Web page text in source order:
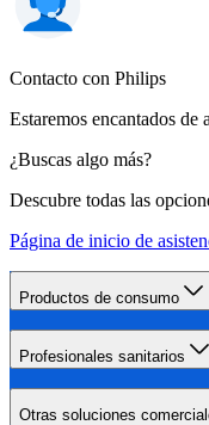
Contacto con Philips
Estaremos encantados de
¿Buscas algo más?
Descubre todas las
Página de inicio de
Productos de consumo
Profesionales sanitarios
Otras soluciones